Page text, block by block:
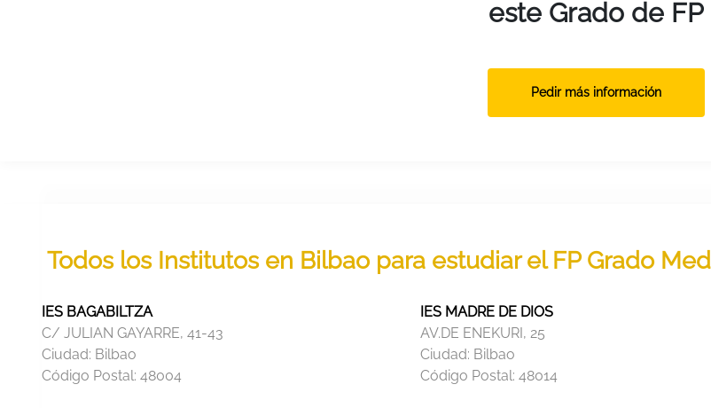
este Grado de FP
Pedir más información
Todos los Institutos en Bilbao para estudiar el FP Grado
IES BAGABILTZA
C/ JULIAN GAYARRE, 41-43
Ciudad: Bilbao
Código Postal: 48004
IES MADRE DE DIOS
AV.DE ENEKURI, 25
Ciudad: Bilbao
Código Postal: 48014